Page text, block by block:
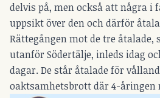
delvis på, men också att några i
uppsikt över den och därför
Rättegången mot de tre
utanför Södertälje, inleds idag
dagar. De står åtalade för
oaktsamhetsbrott där 4-åringen